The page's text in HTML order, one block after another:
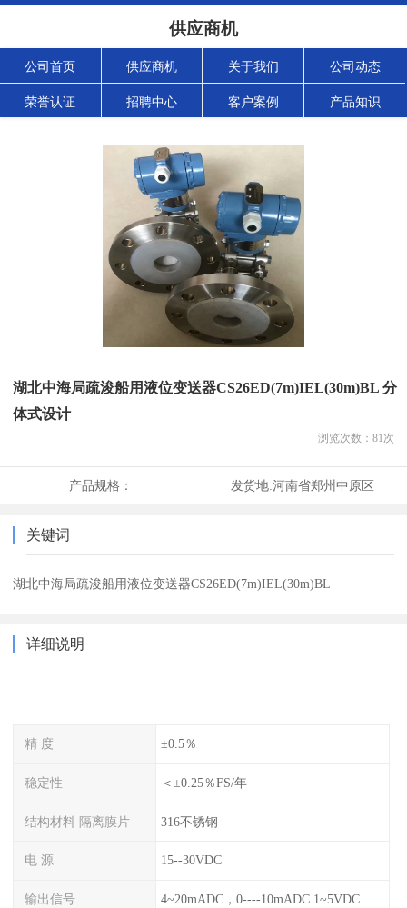
供应商机
公司首页 供应商机 关于我们 公司动态
荣誉认证 招聘中心 客户案例 产品知识
湖北中海局疏浚船用液位变送器CS26ED(7m)IEL(30m)BL 分
体式设计
浏览次数： 81次
产品规格： 发货地:河南省郑州中原区
关键词
湖北中海局疏浚船用液位变送器CS26ED(7m)IEL(30m)BL
详细说明
精 度 ±0.5％
稳定性 ＜±0.25％FS/年
结构材料 隔离膜片 316不锈钢
电 源 15--30VDC
输出信号 4~20mADC，0----10mADC 1~5VDC